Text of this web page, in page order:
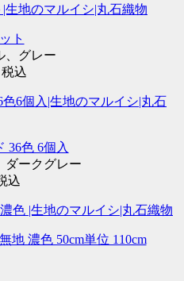
ト
、グレー
込
36色 6個入
ダークグレー
込
地 濃色 50cm単位 110cm